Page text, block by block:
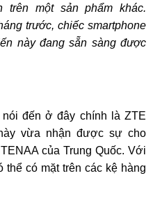
trên một sản phẩm khác.
trước, chiếc smartphone
này đang sẵn sàng được
đến ở đây chính là ZTE
vừa nhận được sự cho
của Trung Quốc. Với
thể có mặt trên các kệ hàng